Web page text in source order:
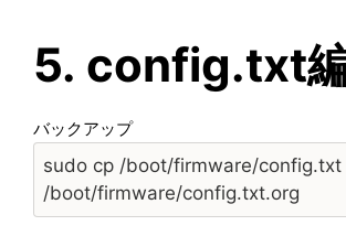
5. config.txt
バックアップ
sudo cp /boot/firmware/config.txt
/boot/firmware/config.txt.org